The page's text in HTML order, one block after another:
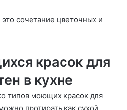
красок для
в кухне
типов моющих красок для
протирать как сухой,